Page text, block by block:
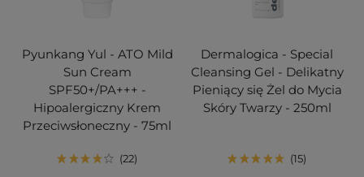
Pyunkang Yul - ATO Mild
Sun Cream
SPF50+/PA+++ -
Hipoalergiczny Krem
Przeciwsłoneczny - 75ml
22
Dermalogica - Special
Cleansing Gel - Delikatny
Pieniący się Żel do Mycia
Skóry Twarzy - 250ml
15